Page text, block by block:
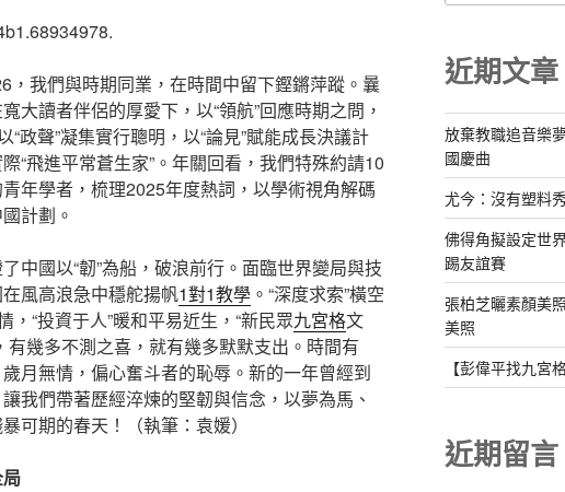
，我們與時期同業，在時間中留下鏗鏘萍蹤。曩
大讀者伴侶的厚愛下，以“領航”回應時期之問，
“政聲”凝集實行聰明，以“論見”賦能成長決議計
“飛進平常蒼生家”。年關回看，我們特殊約請10
年學者，梳理2025年度熱詞，以學術視角解碼
計劃。
中國以“韌”為船，破浪前行。面臨世界變局與技
風高浪急中穩舵揚帆1對1教學 。“深度求索”橫空
，“投資于人”暖和平易近生，“新民眾九宮格文
幾多不測之喜，就有幾多默默支出。時間有
月無情，偏心奮斗者的恥辱。新的一年曾經到
我們帶著歷經淬煉的堅韌與信念，以夢為馬、
可期的春天！（執筆：袁媛）
近期文章
放棄教職追音樂
國慶曲
尤今：沒有塑料
佛得角擬設定世
踢友誼賽
張柏芝曬素顏美
美照
【彭偉平找九宮
近期留言